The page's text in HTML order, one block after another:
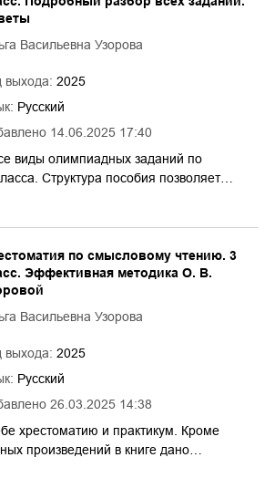
14.06.2025 17:40
Васильевна Узорова
выхода: 2025
Русский
виды олимпиадных заданий по
Структура пособия позволяет…
26.03.2025 14:38
по смысловому чтению. 3
Эффективная методика О. В.
Васильевна Узорова
выхода: 2025
Русский
хрестоматию и практикум. Кроме
произведений в книге дано…